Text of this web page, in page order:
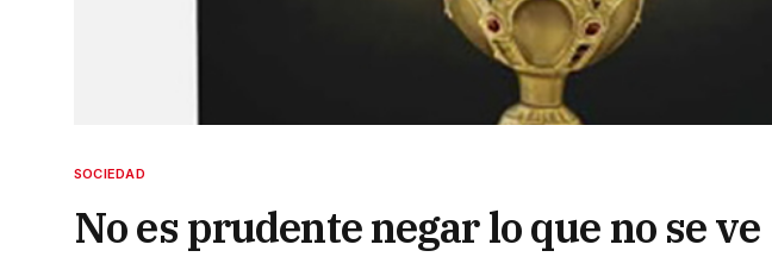
SOCIEDAD
No es prudente negar lo que no se ve